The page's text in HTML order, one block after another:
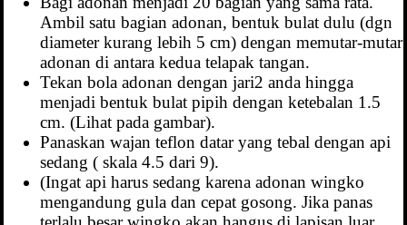
Ambil satu bagian adonan, bentuk bulat dulu (dgn
diameter kurang lebih 5 cm) dengan memutar-mutar
adonan di antara kedua telapak tangan.
Tekan bola adonan dengan jari2 anda hingga
menjadi bentuk bulat pipih dengan ketebalan 1.5
cm. (Lihat pada gambar).
Panaskan wajan teflon datar yang tebal dengan api
sedang ( skala 4.5 dari 9).
(Ingat api harus sedang karena adonan wingko
mengandung gula dan cepat gosong. Jika panas